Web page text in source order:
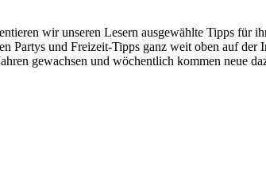
wir unseren Lesern ausgewählte Tipps für
Partys und Freizeit-Tipps ganz weit oben auf
gewachsen und wöchentlich kommen neue